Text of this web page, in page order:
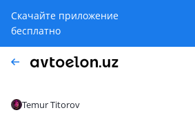
Скачайте приложение
бесплатно
Temur Titorov